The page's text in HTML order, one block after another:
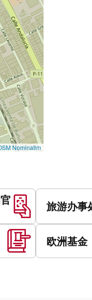
Nominatim
旅游办事
欧洲基金